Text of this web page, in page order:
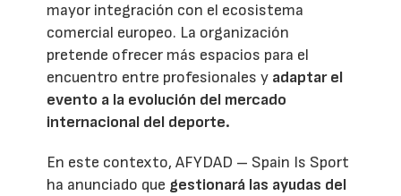
mayor integración con el ecosistema
comercial europeo. La organización
pretende ofrecer más espacios para el
encuentro entre profesionales y adaptar el
evento a la evolución del mercado
internacional del deporte.
En este contexto, AFYDAD – Spain Is Sport
ha anunciado que gestionará las ayudas del